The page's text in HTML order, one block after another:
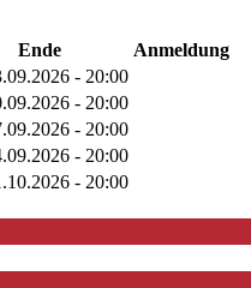
Ende
Anmeldung
- 20:00
- 20:00
- 20:00
- 20:00
- 20:00